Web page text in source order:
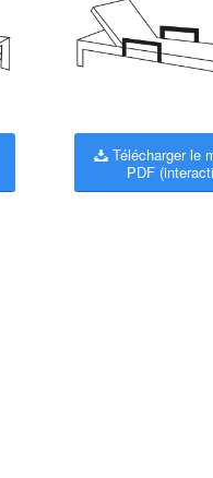
Télécharger le
PDF